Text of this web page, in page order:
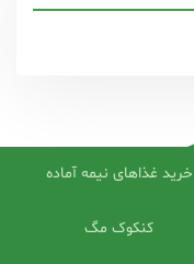
خرید غذاهای نیمه آماده
کنکوک مگ